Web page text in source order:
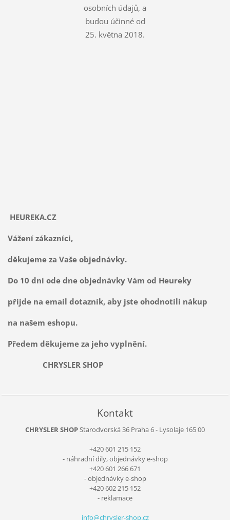
osobních údajů, a
budou účinné od
25. května 2018.
HEUREKA.CZ
Vážení zákazníci,
děkujeme za Vaše objednávky.
Do 10 dní ode dne objednávky Vám od Heureky
přijde na email dotazník, aby jste ohodnotili nákup
na našem eshopu.
Předem děkujeme za jeho vyplnění.
CHRYSLER SHOP
Kontakt
CHRYSLER SHOPStarodvorská 36 Praha 6 - Lysolaje 165 00
+420 601 215 152
- náhradní díly, objednávky e-shop
+420 601 266 671
- objednávky e-shop
+420 602 215 152
- reklamace
info@chrysler-shop.cz